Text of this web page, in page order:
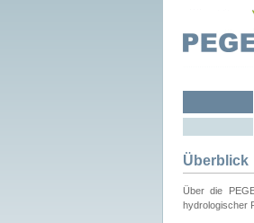
Überblick
Über die
hydrologischer